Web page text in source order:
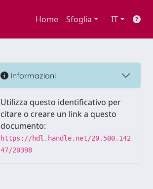
Home Sfoglia IT
Informazioni
Utilizza questo identificativo per
citare o creare un link a questo
documento:
https://hdl.handle.net/20.500.142
47/20398